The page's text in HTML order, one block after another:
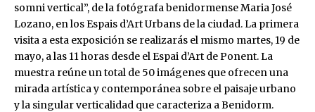
somni vertical”, de la fotógrafa benidormense Maria José
Lozano, en los Espais d’Art Urbans de la ciudad. La primera
visita a esta exposición se realizarás el mismo martes, 19 de
mayo, a las 11 horas desde el Espai d’Art de Ponent. La
muestra reúne un total de 50 imágenes que ofrecen una
mirada artística y contemporánea sobre el paisaje urbano
y la singular verticalidad que caracteriza a Benidorm.